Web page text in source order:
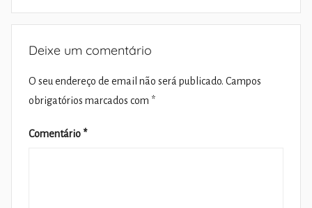
Deixe um comentário
O seu endereço de email não será publicado. Campos
obrigatórios marcados com *
Comentário *